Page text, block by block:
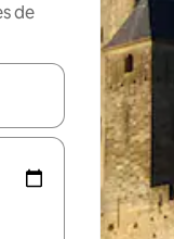
de
vers le haut et